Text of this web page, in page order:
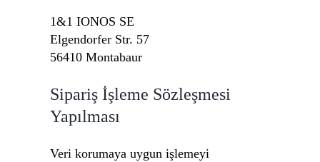
1&1 IONOS SE
Elgendorfer Str. 57
56410 Montabaur
Sipariş İşleme Sözleşmesi
Yapılması
Veri korumaya uygun işlemeyi